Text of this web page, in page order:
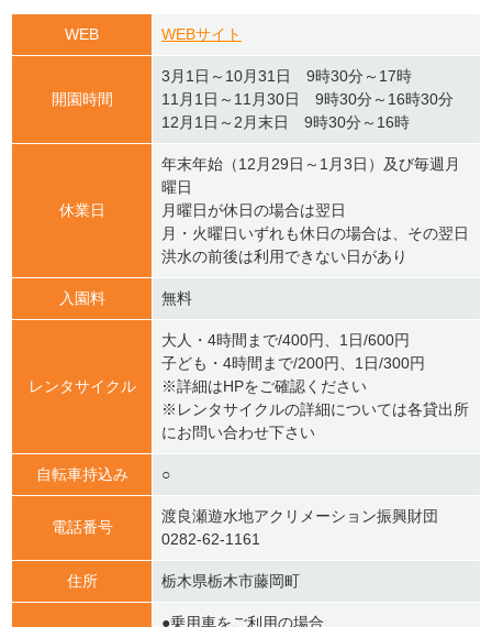
WEB WEBサイト
開園時間
3月1日～10月31日 9時30分～17時
11月1日～11月30日 9時30分～16時30分
12月1日～2月末日 9時30分～16時
休業日
年末年始（12月29日～1月3日）及び毎週月
曜日
月曜日が休日の場合は翌日
月・火曜日いずれも休日の場合は、その翌日
洪水の前後は利用できない日があり
入園料 無料
レンタサイクル
大人・4時間まで/400円、1日/600円
子ども・4時間まで/200円、1日/300円
※詳細はHPをご確認ください
※レンタサイクルの詳細については各貸出所
にお問い合わせ下さい
自転車持込み ○
電話番号
渡良瀬遊水地アクリメーション振興財団
0282-62-1161
住所 栃木県栃木市藤岡町
●乗用車をご利用の場合